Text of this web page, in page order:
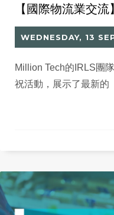
【國際物流業交
WEDNESDAY, 13
Million Tech的IRLS團
祝活動，展示了最新的